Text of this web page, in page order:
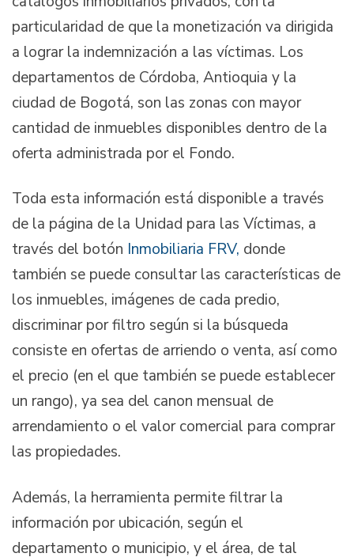
particularidad de que la monetización va dirigida
a lograr la indemnización a las víctimas. Los
departamentos de Córdoba, Antioquia y la
ciudad de Bogotá, son las zonas con mayor
cantidad de inmuebles disponibles dentro de la
oferta administrada por el Fondo.
Toda esta información está disponible a través
de la página de la Unidad para las Víctimas, a
través del botón Inmobiliaria FRV, donde
también se puede consultar las características de
los inmuebles, imágenes de cada predio,
discriminar por filtro según si la búsqueda
consiste en ofertas de arriendo o venta, así como
el precio (en el que también se puede establecer
un rango), ya sea del canon mensual de
arrendamiento o el valor comercial para comprar
las propiedades.
Además, la herramienta permite filtrar la
información por ubicación, según el
departamento o municipio, y el área, de tal